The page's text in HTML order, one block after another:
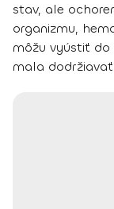
stav, ale
organizmu,
môžu vyústiť do
mala